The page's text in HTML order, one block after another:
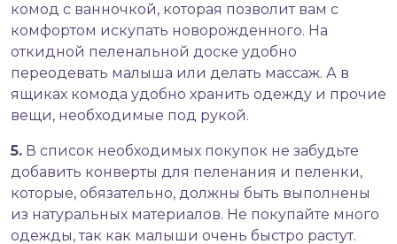
комод с ванночкой, которая позволит вам с
комфортом искупать новорожденного. На
откидной пеленальной доске удобно
переодевать малыша или делать массаж. А в
ящиках комода удобно хранить одежду и прочие
вещи, необходимые под рукой.
5. В список необходимых покупок не забудьте
добавить конверты для пеленания и пеленки,
которые, обязательно, должны быть выполнены
из натуральных материалов. Не покупайте много
одежды, так как малыши очень быстро растут.